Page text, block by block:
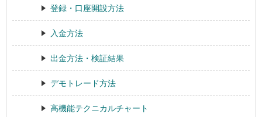
登録・口座開設方法
入金方法
出金方法・検証結果
デモトレード方法
高機能テクニカルチャート